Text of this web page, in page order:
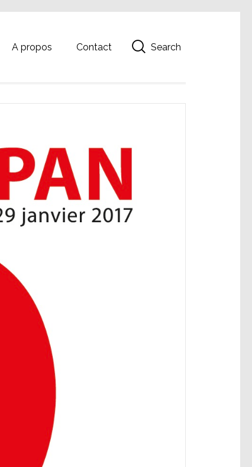
Search
A propos Contact